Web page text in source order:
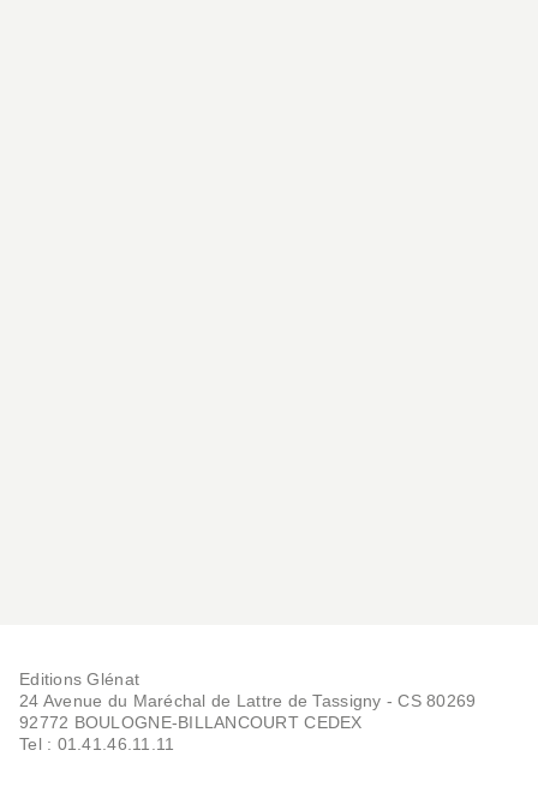
Editions Glénat
24 Avenue du Maréchal de Lattre de Tassigny - CS 80269
92772 BOULOGNE-BILLANCOURT CEDEX
Tel : 01.41.46.11.11